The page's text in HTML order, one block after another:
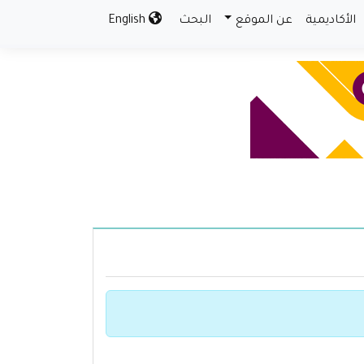
الأكاديمية عن الموقع البحث